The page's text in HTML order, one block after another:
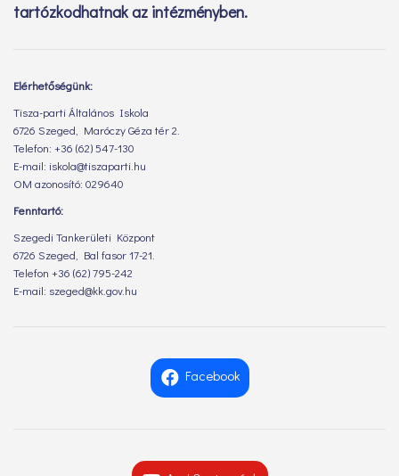
tartózkodhatnak az intézményben.
Elérhetőségünk:
Tisza-parti Általános Iskola
6726 Szeged, Maróczy Géza tér 2.
Telefon: +36 (62) 547-130
E-mail: iskola@tiszaparti.hu
OM azonosító: 029640
Fenntartó:
Szegedi Tankerületi Központ
6726 Szeged, Bal fasor 17-21.
Telefon +36 (62) 795-242
E-mail: szeged@kk.gov.hu
Facebook